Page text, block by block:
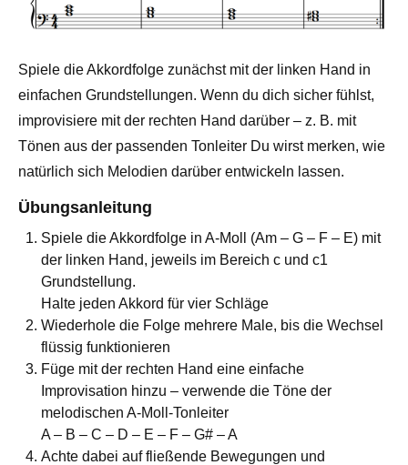
Spiele die Akkordfolge zunächst mit der linken Hand in
einfachen Grundstellungen. Wenn du dich sicher fühlst,
improvisiere mit der rechten Hand darüber – z. B. mit
Tönen aus der passenden Tonleiter Du wirst merken, wie
natürlich sich Melodien darüber entwickeln lassen.
Übungsanleitung
Spiele die Akkordfolge in A-Moll (Am – G – F – E) mit
der linken Hand, jeweils im Bereich c und c1
Grundstellung.
Halte jeden Akkord für vier Schläge
Wiederhole die Folge mehrere Male, bis die Wechsel
flüssig funktionieren
Füge mit der rechten Hand eine einfache
Improvisation hinzu – verwende die Töne der
melodischen A-Moll-Tonleiter
A – B – C – D – E – F – G# – A
Achte dabei auf fließende Bewegungen und